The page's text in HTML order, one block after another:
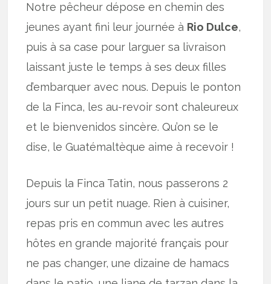
Notre pêcheur dépose en chemin des
jeunes ayant fini leur journée à Rio Dulce,
puis à sa case pour larguer sa livraison
laissant juste le temps à ses deux filles
d’embarquer avec nous. Depuis le ponton
de la Finca, les au-revoir sont chaleureux
et le bienvenidos sincère. Qu’on se le
dise, le Guatémaltèque aime à recevoir !
Depuis la Finca Tatin, nous passerons 2
jours sur un petit nuage. Rien à cuisiner,
repas pris en commun avec les autres
hôtes en grande majorité français pour
ne pas changer, une dizaine de hamacs